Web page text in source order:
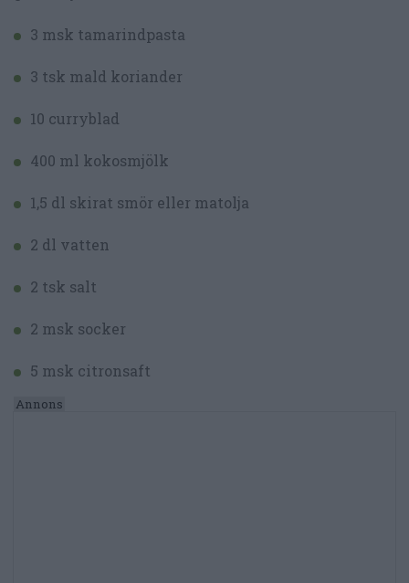
3 msk tamarindpasta
3 tsk mald koriander
10 curryblad
400 ml kokosmjölk
1,5 dl skirat smör eller matolja
2 dl vatten
2 tsk salt
2 msk socker
5 msk citronsaft